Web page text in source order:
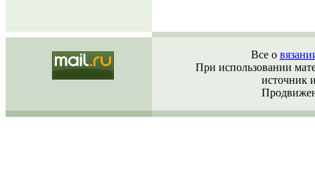
Все о
При использовании
источник